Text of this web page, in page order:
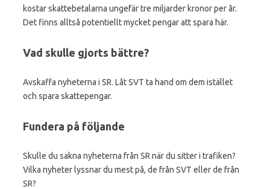
kostar skattebetalarna ungefär tre miljarder kronor per år.
Det finns alltså potentiellt mycket pengar att spara här.
Vad skulle gjorts bättre?
Avskaffa nyheterna i SR. Låt SVT ta hand om dem istället
och spara skattepengar.
Fundera på följande
Skulle du sakna nyheterna från SR när du sitter i trafiken?
Vilka nyheter lyssnar du mest på, de från SVT eller de från
SR?